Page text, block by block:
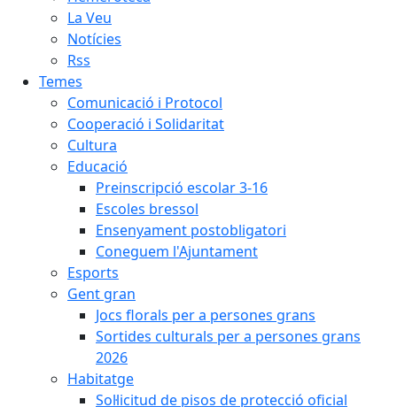
La Veu
Notícies
Rss
Temes
Comunicació i Protocol
Cooperació i Solidaritat
Cultura
Educació
Preinscripció escolar 3-16
Escoles bressol
Ensenyament postobligatori
Coneguem l'Ajuntament
Esports
Gent gran
Jocs florals per a persones grans
Sortides culturals per a persones grans
2026
Habitatge
Sol·licitud de pisos de protecció oficial